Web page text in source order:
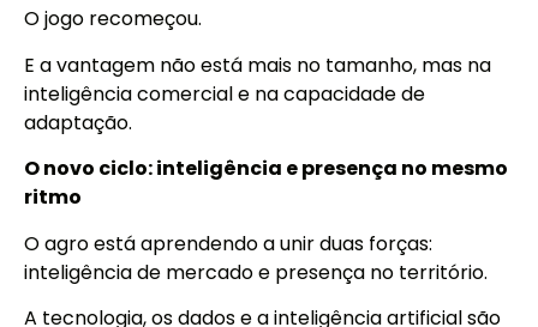
O jogo recomeçou.
E a vantagem não está mais no tamanho, mas na
inteligência comercial e na capacidade de
adaptação.
O novo ciclo: inteligência e presença no mesmo
ritmo
O agro está aprendendo a unir duas forças:
inteligência de mercado e presença no território.
A tecnologia, os dados e a inteligência artificial são